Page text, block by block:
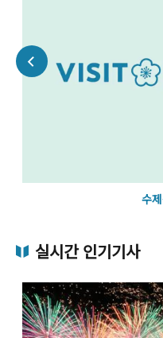
수
실시간 인기기사